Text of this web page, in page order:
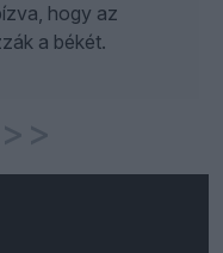
hogy az
a békét.